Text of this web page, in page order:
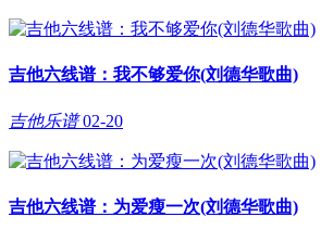
吉他六线谱：我不够爱你(刘德华歌曲)
吉他乐谱 02-20
吉他六线谱：为爱瘦一次(刘德华歌曲)